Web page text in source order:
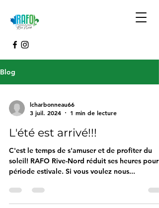
Blog
lcharbonneau66
3 juil. 2024
1 min de lecture
L'été est arrivé!!!
C'est le temps de s'amuser et de profiter du
soleil! RAFO Rive-Nord réduit ses heures pour
période estivale. Si vous voulez nous...